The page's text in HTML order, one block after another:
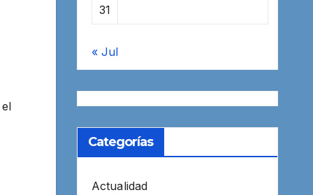
31
« Jul
Categorías
Actualidad